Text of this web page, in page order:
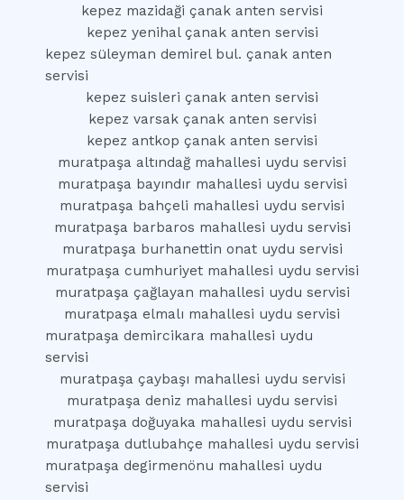
kepez mazidaği çanak anten servisi
kepez yenihal çanak anten servisi
kepez süleyman demirel bul. çanak anten
servisi
kepez suisleri çanak anten servisi
kepez varsak çanak anten servisi
kepez antkop çanak anten servisi
muratpaşa altındağ mahallesi uydu servisi
muratpaşa bayındır mahallesi uydu servisi
muratpaşa bahçeli mahallesi uydu servisi
muratpaşa barbaros mahallesi uydu servisi
muratpaşa burhanettin onat uydu servisi
muratpaşa cumhuriyet mahallesi uydu servisi
muratpaşa çağlayan mahallesi uydu servisi
muratpaşa elmalı mahallesi uydu servisi
muratpaşa demircikara mahallesi uydu
servisi
muratpaşa çaybaşı mahallesi uydu servisi
muratpaşa deniz mahallesi uydu servisi
muratpaşa doğuyaka mahallesi uydu servisi
muratpaşa dutlubahçe mahallesi uydu servisi
muratpaşa degirmenönu mahallesi uydu
servisi